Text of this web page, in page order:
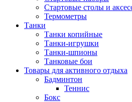
Стартовые столы и
Термометры
Танки
Танки копийные
Танки-игрушки
Танки-шпионы
Танковые бои
Товары для активного отдыха
Бадминтон
Теннис
Бокс